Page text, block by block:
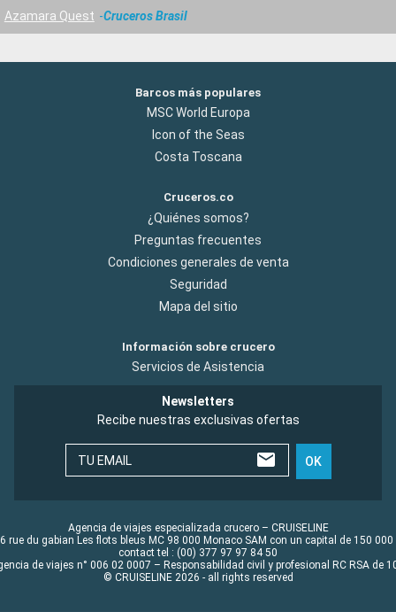
Azamara Quest
Cruceros Brasil
Barcos más populares
MSC World Europa
Icon of the Seas
Costa Toscana
Cruceros.co
¿Quiénes somos?
Preguntas frecuentes
Condiciones generales de venta
Seguridad
Mapa del sitio
Información sobre crucero
Servicios de Asistencia
Newsletters
Recibe nuestras exclusivas ofertas
TU EMAIL OK
Agencia de viajes especializada crucero – CRUISELINE
rue du gabian Les flots bleus MC 98 000 Monaco SAM con un capital de 150 000
contact tel : (00) 377 97 97 84 50
de viajes n° 006 02 0007 – Responsabilidad civil y profesional RC RSA de
© CRUISELINE 2026 - all rights reserved